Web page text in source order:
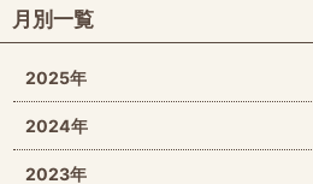
月別一覧
2025年
2024年
2023年